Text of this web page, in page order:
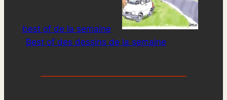
best of de la semaine
Best of des dessins de la semaine